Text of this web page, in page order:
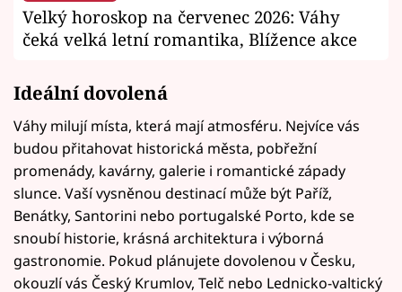
Velký horoskop na červenec 2026: Váhy
čeká velká letní romantika, Blížence akce
Ideální dovolená
Váhy milují místa, která mají atmosféru. Nejvíce vás
budou přitahovat historická města, pobřežní
promenády, kavárny, galerie i romantické západy
slunce. Vaší vysněnou destinací může být Paříž,
Benátky, Santorini nebo portugalské Porto, kde se
snoubí historie, krásná architektura i výborná
gastronomie. Pokud plánujete dovolenou v Česku,
okouzlí vás Český Krumlov, Telč nebo Lednicko-valtický